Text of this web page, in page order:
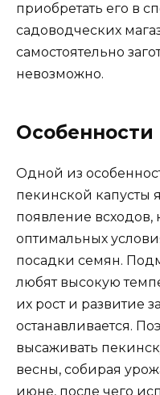
приобретать его в
садоводческих
самостоятельно
невозможно.
Одной из
пекинской капусты
появление всходов,
оптимальных
посадки семян.
любят высокую
их рост и развитие
останавливается.
высаживать
весны, собирая
июне, после чего